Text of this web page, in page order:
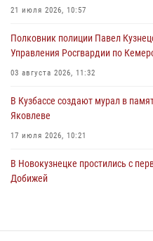
Росгвардейцы в Юрге пресекли
21 июля 2026, 10:57
Полковник полиции Павел
Управления Росгвардии по
03 августа 2026, 11:32
В Кузбассе создают мурал в
Яковлеве
17 июля 2026, 10:21
В Новокузнецке простились с
Добижей